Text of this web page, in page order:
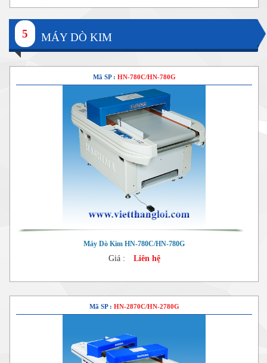
5 MÁY DÒ KIM
Mã SP : HN-780C/HN-780G
Máy Dò Kim HN-780C/HN-780G
Giá : Liên hệ
Mã SP : HN-2870C/HN-2780G